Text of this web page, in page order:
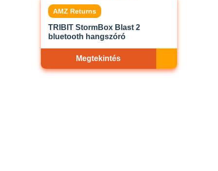
AMZ Returns
TRIBIT StormBox Blast 2
bluetooth hangszóró
Megtekintés